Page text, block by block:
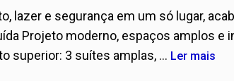
lazer e segurança em um só lugar,
Projeto moderno, espaços amplos
superior: 3 suítes amplas, ... Ler mais